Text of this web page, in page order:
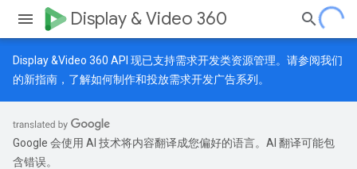
Display & Video 360
Display &Video 360 API 现已支持需求开发类资源管理。请参阅我们
的新指南 ，了解如何制作和投放需求开发广告系列。
Google 会使用 AI 技术将内容翻译成您偏好的语言。AI 翻译可能包
含错误。